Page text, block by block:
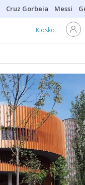
Cruz Gorbeia Messi
Kiosko